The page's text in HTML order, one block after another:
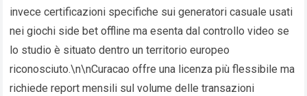
invece certificazioni specifiche sui generatori casuale usati
nei giochi side bet offline ma esenta dal controllo video se
lo studio è situato dentro un territorio europeo
riconosciuto.\n\nCuracao offre una licenza più flessibile ma
richiede report mensili sul volume delle transazioni